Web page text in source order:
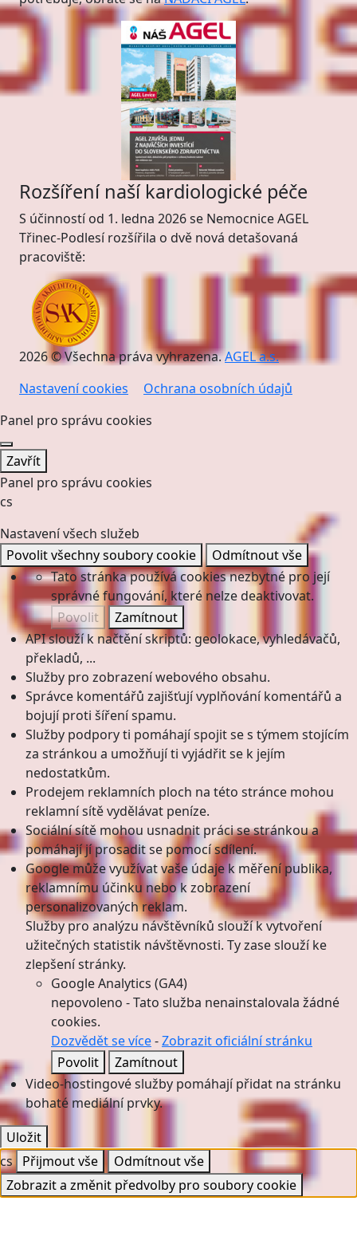
Rozšíření naší kardiologické péče
S účinností od 1. ledna 2026 se Nemocnice AGEL
Třinec-Podlesí rozšířila o dvě nová detašovaná
pracoviště:
2026 © Všechna práva vyhrazena.AGEL a.s.
Nastavení cookies
Ochrana osobních údajů
Panel pro správu cookies
Zavřít
Panel pro správu cookies
cs
Nastavení všech služeb
Povolit všechny soubory cookie
Odmítnout vše
Tato stránka používá cookies nezbytné pro její
správné fungování, které nelze deaktivovat.
Povolit
Zamítnout
API slouží k načtění skriptů: geolokace, vyhledávačů,
překladů, ...
Služby pro zobrazení webového obsahu.
Správce komentářů zajišťují vyplňování komentářů a
bojují proti šíření spamu.
Služby podpory ti pomáhají spojit se s týmem stojícím
za stránkou a umožňují ti vyjádřit se k jejím
nedostatkům.
Prodejem reklamních ploch na této stránce mohou
reklamní sítě vydělávat peníze.
Sociální sítě mohou usnadnit práci se stránkou a
pomáhají jí prosadit se pomocí sdílení.
Google může využívat vaše údaje k měření publika,
reklamnímu účinku nebo k zobrazení
personalizovaných reklam.
Služby pro analýzu návštěvníků slouží k vytvoření
užitečných statistik návštěvnosti. Ty zase slouží ke
zlepšení stránky.
Google Analytics (GA4)
nepovoleno -Tato služba nenainstalovala žádné
cookies.
Dozvědět se více-Zobrazit oficiální stránku
Povolit
Zamítnout
Video-hostingové služby pomáhají přidat na stránku
bohaté mediální prvky.
Uložit
cs Přijmout vše
Odmítnout vše
Zobrazit a změnit předvolby pro soubory cookie